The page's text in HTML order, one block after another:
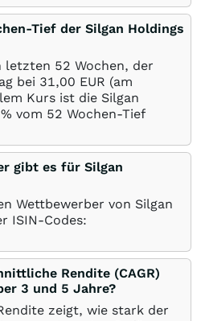
Tief der Silgan Holdings
letzten 52 Wochen, der
bei 31,00 EUR (am
Kurs ist die Silgan
% vom 52 Wochen-Tief
gibt es für Silgan
Wettbewerber von Silgan
ISIN-Codes:
Rendite (CAGR)
3 und 5 Jahre?
zeigt, wie stark der